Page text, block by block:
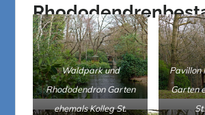
Waldpark und
Rhododendron Garten
ehemals Kolleg St.
Pavillon
Garten